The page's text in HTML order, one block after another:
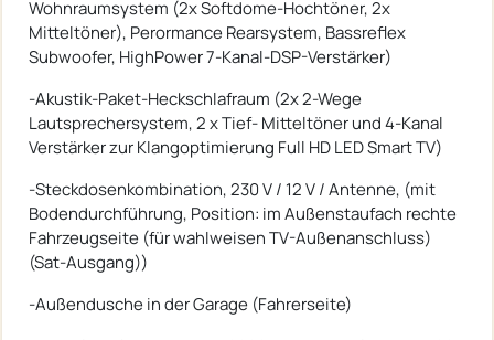
Wohnraumsystem (2x Softdome-Hochtöner, 2x
Mitteltöner), Perormance Rearsystem, Bassreflex
Subwoofer, HighPower 7-Kanal-DSP-Verstärker)
-Akustik-Paket-Heckschlafraum (2x 2-Wege
Lautsprechersystem, 2 x Tief- Mitteltöner und 4-Kanal
Verstärker zur Klangoptimierung Full HD LED Smart TV)
-Steckdosenkombination, 230 V / 12 V / Antenne, (mit
Bodendurchführung, Position: im Außenstaufach rechte
Fahrzeugseite (für wahlweisen TV-Außenanschluss)
(Sat-Ausgang))
-Außendusche in der Garage (Fahrerseite)